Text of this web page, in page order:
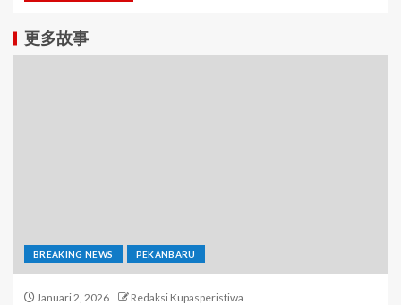
更多故事
BREAKING NEWS PEKANBARU
Januari 2, 2026 Redaksi Kupasperistiwa